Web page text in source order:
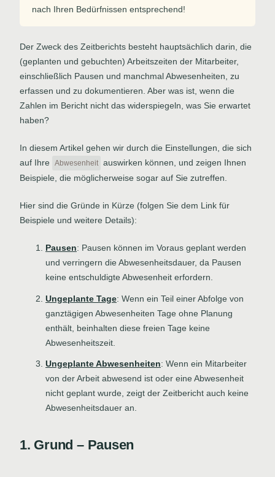
nach Ihren Bedürfnissen entsprechend!
Der Zweck des Zeitberichts besteht hauptsächlich darin, die
(geplanten und gebuchten) Arbeitszeiten der Mitarbeiter,
einschließlich Pausen und manchmal Abwesenheiten, zu
erfassen und zu dokumentieren. Aber was ist, wenn die
Zahlen im Bericht nicht das widerspiegeln, was Sie erwartet
haben?
In diesem Artikel gehen wir durch die Einstellungen, die sich
auf Ihre
Abwesenheit auswirken können, und zeigen Ihnen
Beispiele, die möglicherweise sogar auf Sie zutreffen.
Hier sind die Gründe in Kürze (folgen Sie dem Link für
Beispiele und weitere Details):
Pausen: Pausen können im Voraus geplant werden
und verringern die Abwesenheitsdauer, da Pausen
keine entschuldigte Abwesenheit erfordern.
Ungeplante Tage: Wenn ein Teil einer Abfolge von
ganztägigen Abwesenheiten Tage ohne Planung
enthält, beinhalten diese freien Tage keine
Abwesenheitszeit.
Ungeplante Abwesenheiten: Wenn ein Mitarbeiter
von der Arbeit abwesend ist oder eine Abwesenheit
nicht geplant wurde, zeigt der Zeitbericht auch keine
Abwesenheitsdauer an.
1. Grund – Pausen